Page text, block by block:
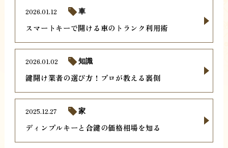
スマートキーで開ける車のトランク利用術
2026.01.12 車
鍵開け業者の選び方！プロが教える裏側
2026.01.02 知識
ディンプルキーと合鍵の価格相場を知る
2025.12.27 家